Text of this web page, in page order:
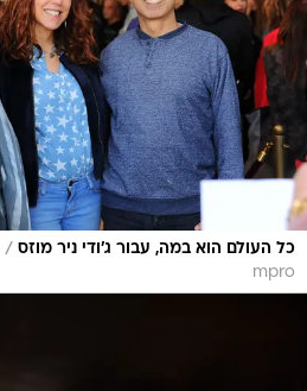
כל העולם הוא במה, עבור ג'ודי ניר מוזס /
mpro